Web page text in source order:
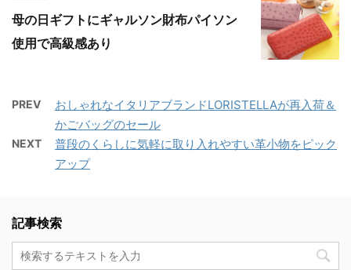
母の日ギフトにギャルソン財布パイソン
使用で高級感あり
PREV
おしゃれなイタリアブランドLORISTELLAが再入荷＆
かごバッグのセール
NEXT
普段のくらしに気軽に取り入れやすい革小物をピック
アップ
記事検索